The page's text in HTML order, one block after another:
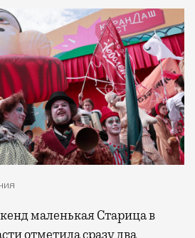
отметила сразу два